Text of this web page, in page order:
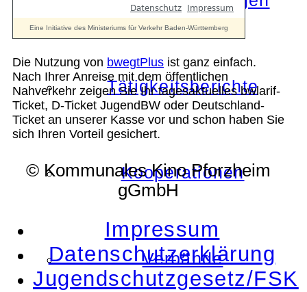
Tätigkeitsberichte
Kooperationen
Verbände
Die Nutzung von bwegtPlus ist ganz einfach.
Nach Ihrer Anreise mit dem öffentlichen
Nahverkehr zeigen Sie Ihr tagesaktuelles bwlarif-
Ticket, D-Ticket JugendBW oder Deutschland-
Ticket an unserer Kasse vor und schon haben Sie
sich Ihren Vorteil gesichert.
© Kommunales Kino Pforzheim
gGmbH
Impressum
Datenschutzerklärung
Jugendschutzgesetz/FSK